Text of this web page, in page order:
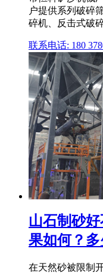
户提供系列破碎
碎机、反击式破碎
联系电话: 180
山石制砂
果如何？多
在天然砂被限制